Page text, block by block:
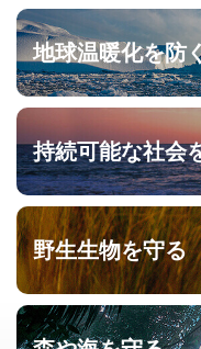
地球温暖化を防
持続可能な社会
野生生物を守る